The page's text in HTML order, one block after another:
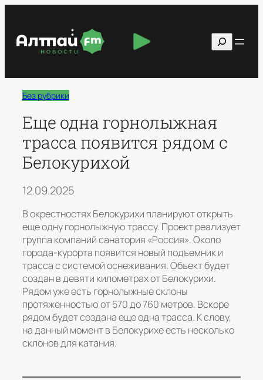
содержимому
Поиск
Без рубрики
Еще одна горнолыжная
трасса появится рядом с
Белокурихой
12.09.2025
В окрестностях Белокурихи планируют открыть
еще одну горнолыжную трассу. Проект реализует
группа компаний санатория «Россия». Около
города-курорта появится новый подъемник и
трасса с системой оснеживания. Объект будет
создан в девяти километрах от Белокурихи.
Рядом уже есть горнолыжные склоны
протяженностью от 570 до 760 метров. Вскоре
рядом будет создана еще одна трасса. К слову,
на данный момент в Белокурихе есть несколько
склонов для катания.